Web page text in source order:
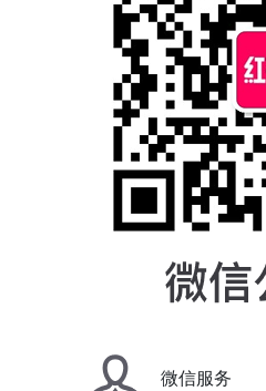
微信服务